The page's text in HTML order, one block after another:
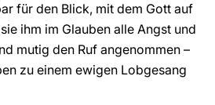
für den Blick, mit dem Gott auf
ihm im Glauben alle Angst und
mutig den Ruf angenommen –
zu einem ewigen Lobgesang